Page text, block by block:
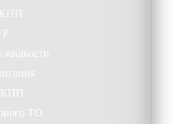
жидкости
ТО